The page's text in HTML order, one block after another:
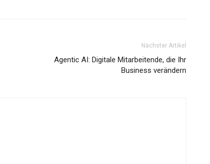
Nächster Artikel
Agentic AI: Digitale Mitarbeitende, die Ihr
Business verändern